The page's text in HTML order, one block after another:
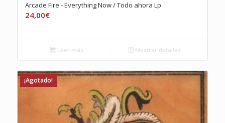
Arcade Fire ‎- Everything Now / Todo ahora Lp
24,00€
Leer más Mostrar detalles
¡Agotado!